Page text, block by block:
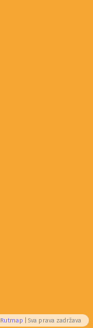
Rutmap | Sva prava zadržava